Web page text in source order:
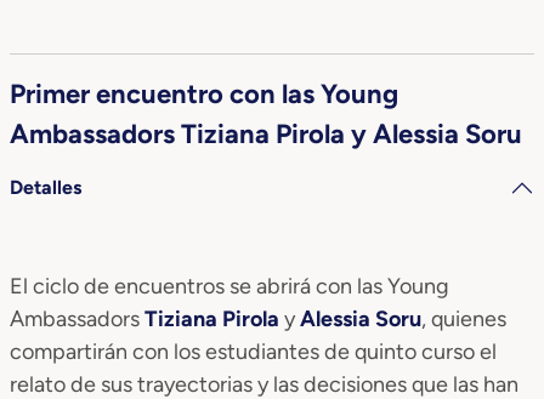
Primer encuentro con las Young
Ambassadors Tiziana Pirola y Alessia Soru
Detalles
El ciclo de encuentros se abrirá con las Young
AmbassadorsTiziana Pirola yAlessia Soru, quienes
compartirán con los estudiantes de quinto curso el
relato de sus trayectorias y las decisiones que las han